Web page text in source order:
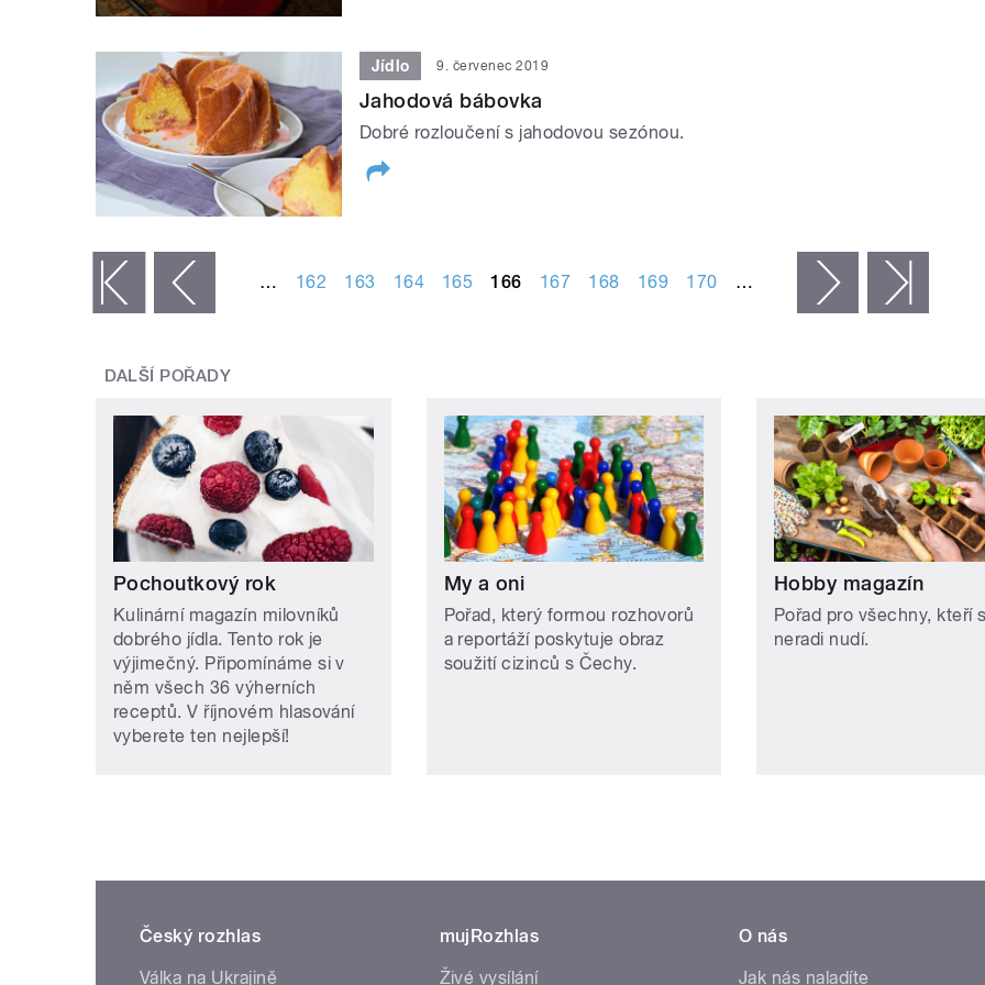
Jídlo 9. červenec 2019
Jahodová bábovka
Dobré rozloučení s jahodovou sezónou.
‹ předchozí … 162 163 164 165 166 167 168 169 170 … následující ›
DALŠÍ POŘADY
Pochoutkový rok
Kulinární magazín milovníků
dobrého jídla. Tento rok je
výjimečný. Připomínáme si v
něm všech 36 výherních
receptů. V říjnovém hlasování
vyberete ten nejlepší!
My a oni
Pořad, který formou rozhovorů
a reportáží poskytuje obraz
soužití cizinců s Čechy.
Hobby magazín
Pořad pro všechny, kteří
neradi nudí.
Český rozhlas
Válka na Ukrajině
mujRozhlas
Živé vysílání
O nás
Jak nás naladíte